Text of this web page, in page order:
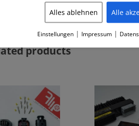
products
Alles ablehnen Alle
Einstellungen | Impressum |